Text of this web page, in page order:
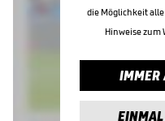
die Möglichkeit
Hinweise zum
IMMER